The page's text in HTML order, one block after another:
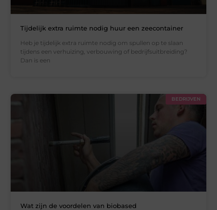
Tijdelijk extra ruimte nodig huur een zeecontainer
Heb je tijdelijk extra ruimte nodig om spullen op te slaan
tijdens een verhuizing, verbouwing of bedrijfsuitbreiding?
Dan is een
BEDRIJVEN
Wat zijn de voordelen van biobased